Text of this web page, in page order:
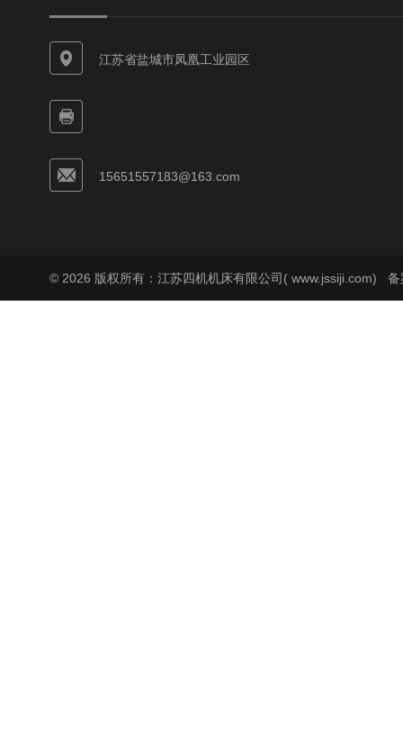
江苏省盐城市凤凰工业园区
15651557183@163.com
© 2026 版权所有：江苏四机机床有限公司( www.jssiji.com) 备